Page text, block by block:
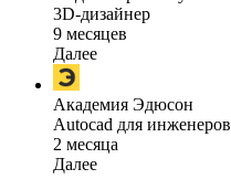
3D-дизайнер
9 месяцев
Далее
Академия Эдюсон
Autocad для инженеров
2 месяца
Далее